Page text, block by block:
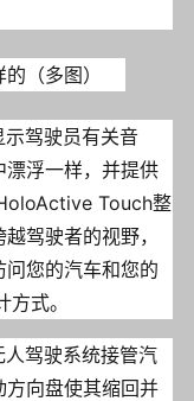
驾驶员有关音
漂浮一样，并提供
Touch整
驾驶者的视野，
您的汽车和您的
式。
驾驶系统接管汽
方向盘使其缩回并